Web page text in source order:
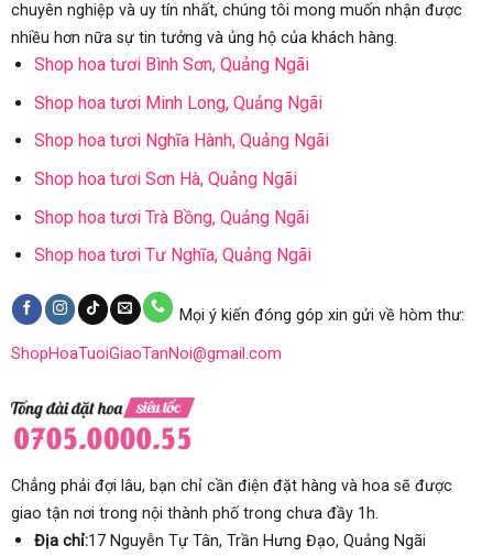
chuyên nghiệp và uy tín nhất, chúng tôi mong muốn nhận được
nhiều hơn nữa sự tin tưởng và ủng hộ của khách hàng.
Shop hoa tươi Bình Sơn, Quảng Ngãi
Shop hoa tươi Minh Long, Quảng Ngãi
Shop hoa tươi Nghĩa Hành, Quảng Ngãi
Shop hoa tươi Sơn Hà, Quảng Ngãi
Shop hoa tươi Trà Bồng, Quảng Ngãi
Shop hoa tươi Tư Nghĩa, Quảng Ngãi
Mọi ý kiến đóng góp xin gửi về hòm thư:
ShopHoaTuoiGiaoTanNoi@gmail.com
Chẳng phải đợi lâu, bạn chỉ cần điện đặt hàng và hoa sẽ được
giao tận nơi trong nội thành phố trong chưa đầy 1h.
Địa chỉ:17 Nguyễn Tự Tân, Trần Hưng Đạo, Quảng Ngãi